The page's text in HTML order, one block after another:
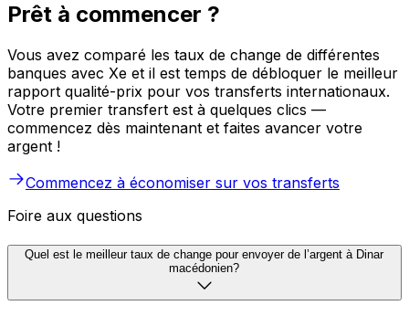
Prêt à commencer ?
Vous avez comparé les taux de change de différentes
banques avec Xe et il est temps de débloquer le meilleur
rapport qualité-prix pour vos transferts internationaux.
Votre premier transfert est à quelques clics —
commencez dès maintenant et faites avancer votre
argent !
Commencez à économiser sur vos transferts
Foire aux questions
Quel est le meilleur taux de change pour envoyer de l’argent à Dinar
macédonien?